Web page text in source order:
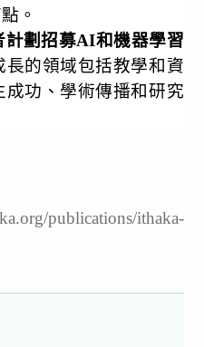
。
計劃招募AI和機器學習
長的領域包括教學和資
功、學術傳播和研究
publications/ithaka-